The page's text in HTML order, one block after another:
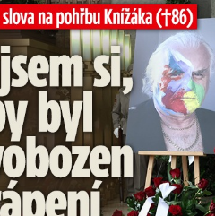
Knížáka: Přál jsem si...